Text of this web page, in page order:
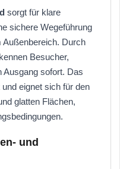
sorgt für klare
sichere Wegeführung
Außenbereich. Durch
Besucher,
Ausgang sofort. Das
eignet sich für den
glatten Flächen,
und